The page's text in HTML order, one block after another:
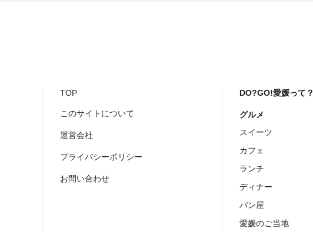
TOP
このサイトについて
運営会社
プライバシーポリシー
お問い合わせ
DO?GO!愛媛って？
グルメ
スイーツ
カフェ
ランチ
ディナー
パン屋
愛媛のご当地